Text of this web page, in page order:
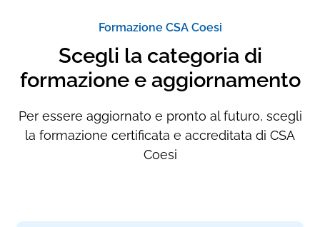
Formazione CSA Coesi
Scegli la categoria di
formazione e aggiornamento
Per essere aggiornato e pronto al futuro, scegli
la formazione certificata e accreditata di CSA
Coesi